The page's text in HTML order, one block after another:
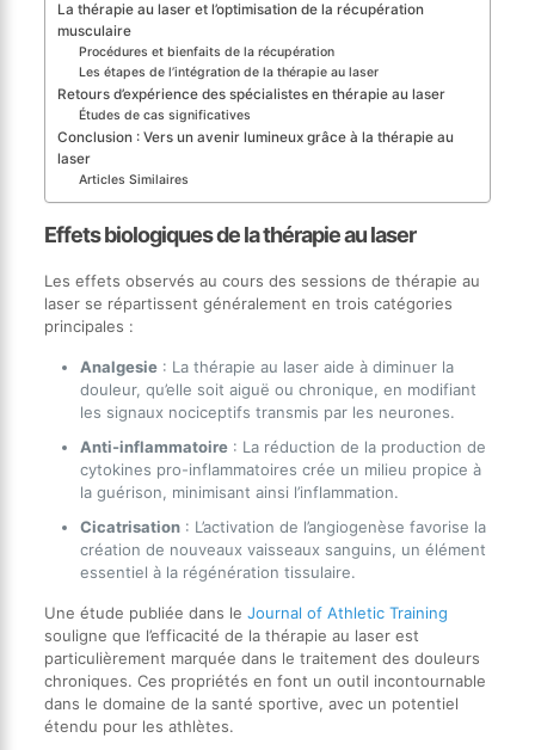
La thérapie au laser et l’optimisation de la récupération
musculaire
Procédures et bienfaits de la récupération
Les étapes de l’intégration de la thérapie au laser
Retours d’expérience des spécialistes en thérapie au laser
Études de cas significatives
Conclusion : Vers un avenir lumineux grâce à la thérapie au
laser
Articles Similaires
Effets biologiques de la thérapie au laser
Les effets observés au cours des sessions de thérapie au
laser se répartissent généralement en trois catégories
principales :
Analgesie: La thérapie au laser aide à diminuer la
douleur, qu’elle soit aiguë ou chronique, en modifiant
les signaux nociceptifs transmis par les neurones.
Anti-inflammatoire: La réduction de la production de
cytokines pro-inflammatoires crée un milieu propice à
la guérison, minimisant ainsi l’inflammation.
Cicatrisation: L’activation de l’angiogenèse favorise la
création de nouveaux vaisseaux sanguins, un élément
essentiel à la régénération tissulaire.
Une étude publiée dans le Journal of Athletic Training
souligne que l’efficacité de la thérapie au laser est
particulièrement marquée dans le traitement des douleurs
chroniques. Ces propriétés en font un outil incontournable
dans le domaine de la santé sportive, avec un potentiel
étendu pour les athlètes.